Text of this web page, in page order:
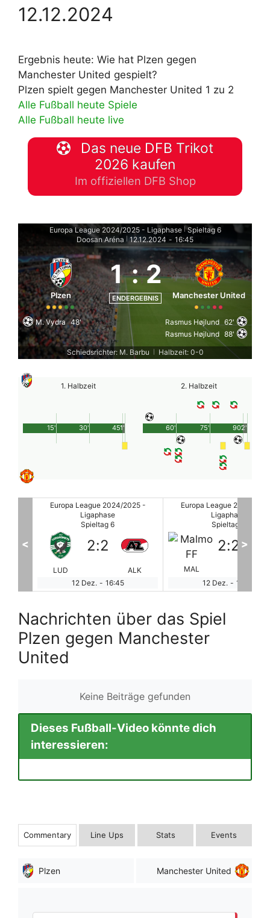
12.12.2024
Ergebnis heute: Wie hat Plzen gegen
Manchester United gespielt?
Plzen spielt gegen Manchester United 1 zu 2
Alle Fußball heute Spiele
Alle Fußball heute live
Das neue DFB Trikot
2026 kaufen
Im offiziellen DFB Shop
Europa League 2024/2025 - Ligaphase | Spieltag 6
Doosan Aréna
12.12.2024 - 16:45
Plzen
1 : 2
ENDERGEBNIS Manchester United
M. Vydra 48' Rasmus Højlund 62'
Rasmus Højlund 88'
Schiedsrichter: M. Barbu
Halbzeit: 0-0
1. Halbzeit
45'
15' 30' 1'
2. Halbzeit
90'
60' 75' 2'
Europa League 2024/2025 -
Ligaphase
Spieltag 6
MAL
2:2
GAL
12 Dez. - 16:45
Europa League 2024/
Ligaphase
Spieltag 6
OLY
0:0
12 Dez. - 16:45
< >
Nachrichten über das Spiel
Plzen gegen Manchester
United
Keine Beiträge gefunden
Dieses Fußball-Video könnte dich
interessieren:
Commentary Line Ups Stats Events
Plzen Manchester United